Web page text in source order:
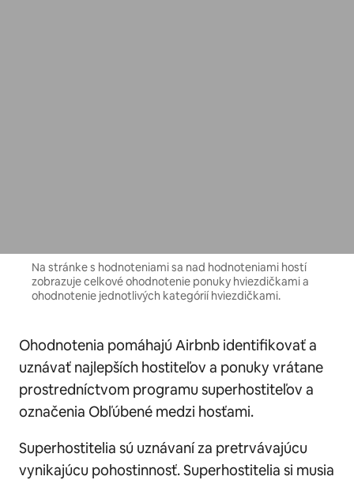
Na stránke s hodnoteniami sa nad hodnoteniami hostí
zobrazuje celkové ohodnotenie ponuky hviezdičkami a
ohodnotenie jednotlivých kategórií hviezdičkami.
Ohodnotenia pomáhajú Airbnb identifikovať a
uznávať najlepších hostiteľov a ponuky vrátane
prostredníctvom programu superhostiteľov a
označenia Obľúbené medzi hosťami.
Superhostitelia sú uznávaní za pretrvávajúcu
vynikajúcu pohostinnosť. Superhostitelia si musia